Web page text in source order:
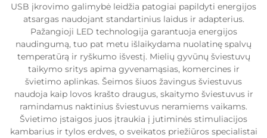
USB įkrovimo galimybė leidžia patogiai papildyti energijos
atsargas naudojant standartinius laidus ir adapterius.
Pažangioji LED technologija garantuoja energijos
naudingumą, tuo pat metu išlaikydama nuolatinę spalvų
temperatūrą ir ryškumo išvestį. Mielių gyvūnų šviestuvų
taikymo sritys apima gyvenamąsias, komercines ir
švietimo aplinkas. Šeimos šiuos žavingus šviestuvus
naudoja kaip lovos krašto draugus, skaitymo šviestuvus ir
ramindamus naktinius šviestuvus neramiems vaikams.
Švietimo įstaigos juos įtraukia į jutiminės stimuliacijos
kambarius ir tylos erdves, o sveikatos priežiūros specialistai